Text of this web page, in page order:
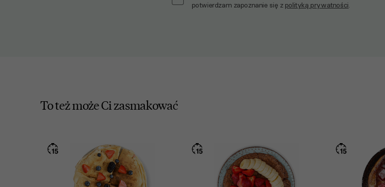
potwierdzam zapoznanie się z polityką prywatności.
To też może Ci zasmakować